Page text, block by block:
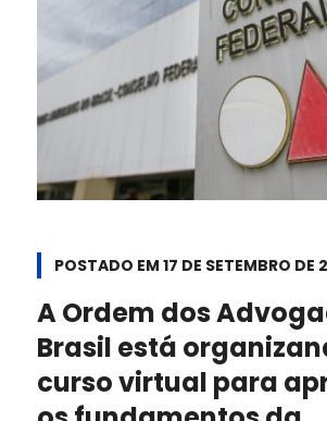
POSTADO EM 17 DE SETEMBRO DE
A Ordem dos
Brasil está
curso virtual para